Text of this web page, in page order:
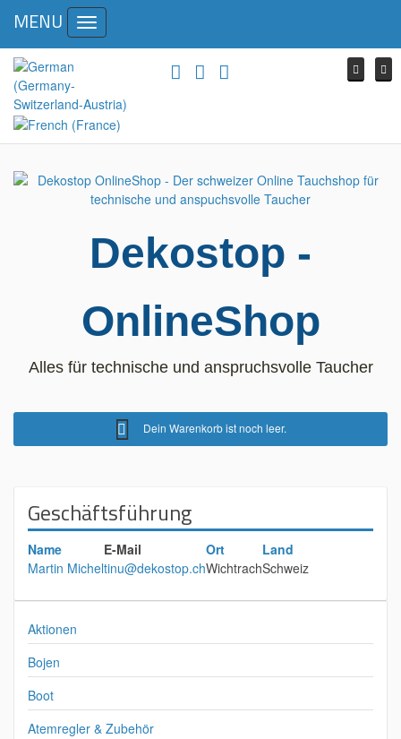
Dekostop -
OnlineShop
Alles für technische und anspruchsvolle Taucher
Dein Warenkorb ist noch leer.
MENU
Toggle
navigation
Geschäftsführung
Name E-Mail Ort
Land
Martin Micheltinu@dekostop.chWichtrachSchweiz
Aktionen
Bojen
Boot
Atemregler & Zubehör